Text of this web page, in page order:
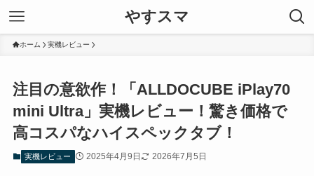
やすスマ
ホーム 実機レビュー
注目の意欲作！「ALLDOCUBE iPlay70
mini Ultra」実機レビュー！驚き価格で
高コスパなハイスペックタブ！
実機レビュー 2025年4月9日 2026年7月5日